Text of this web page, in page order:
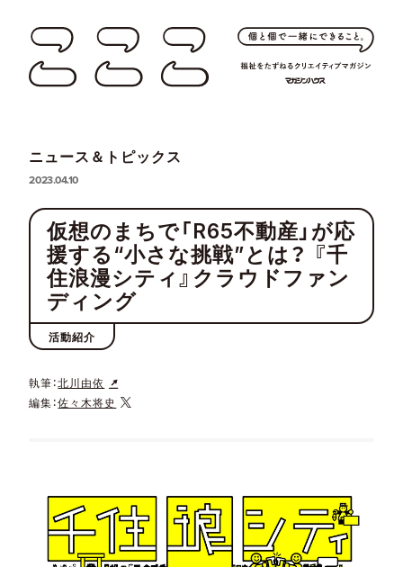
ニュース＆トピックス
2023.04.10
仮想のまちで「R65不動産」が応
援する“小さな挑戦”とは？ 『千
住浪漫シティ』クラウドファン
ディング
活動紹介
執筆：北川由依
編集：佐々木将史